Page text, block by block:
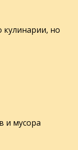
кулинарии, но
и мусора